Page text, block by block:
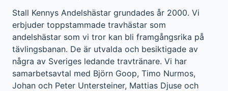
Stall Kennys Andelshästar grundades år 2000. Vi
erbjuder toppstammade travhästar som
andelshästar som vi tror kan bli framgångsrika på
tävlingsbanan. De är utvalda och besiktigade av
några av Sveriges ledande travtränare. Vi har
samarbetsavtal med Björn Goop, Timo Nurmos,
Johan och Peter Untersteiner, Mattias Djuse och